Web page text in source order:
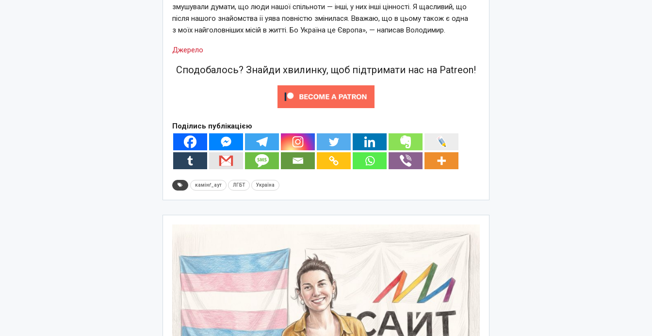
змушували думати, що люди нашої спільноти — інші, у них інші цінності. Я щасливий, що
після нашого знайомства ії уява повністю змінилася. Вважаю, що в цьому також є одна
з моїх найголовніших місій в житті. Бо Україна це Європа», — написав Володимир.
Джерело
Сподобалось? Знайди хвилинку, щоб підтримати нас на Patreon!
Поділись публікацією
камінґ_аут ЛГБТ Україна